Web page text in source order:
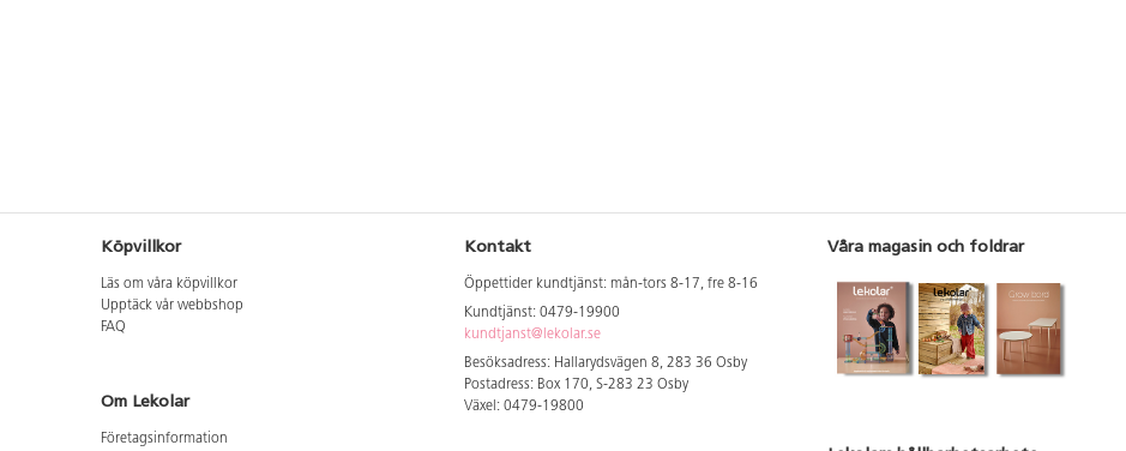
Köpvillkor
Läs om våra köpvillkor
Upptäck vår webbshop
FAQ
Om Lekolar
Företagsinformation
Kontakt
Öppettider kundtjänst: mån-tors 8-17, fre 8-16
Kundtjänst: 0479-19900
kundtjanst@lekolar.se
Besöksadress: Hallarydsvägen 8, 283 36 Osby
Postadress: Box 170, S-283 23 Osby
Växel: 0479-19800
Våra magasin och foldrar